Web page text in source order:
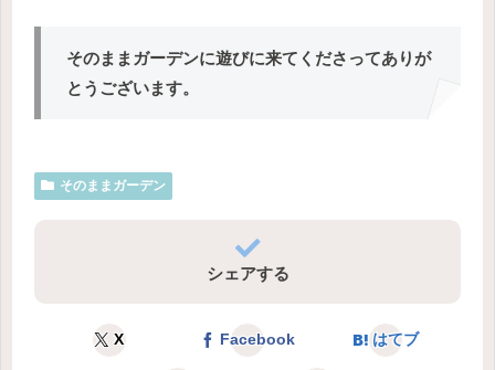
そのままガーデンに遊びに来てくださってありが
とうございます。
そのままガーデン
シェアする
X Facebook はてブ